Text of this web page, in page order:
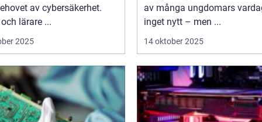
av cybersäkerhet.
lärare ...
2025
av många ungdomars
inget nytt – men ...
14 oktober 2025